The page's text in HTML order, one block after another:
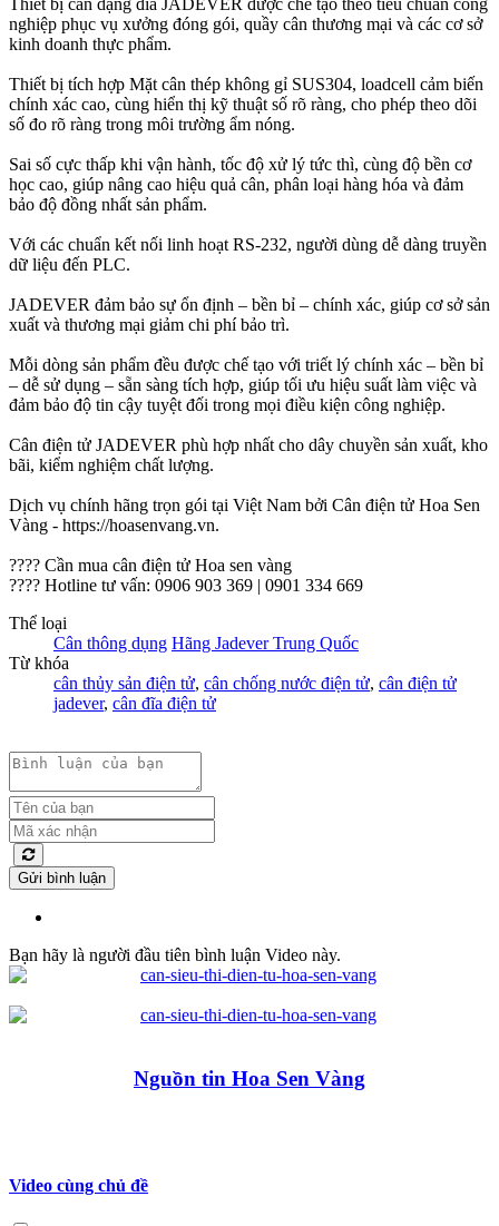
Thiết bị cân dạng đĩa JADEVER được chế tạo theo tiêu chuẩn công
nghiệp phục vụ xưởng đóng gói, quầy cân thương mại và các cơ sở
kinh doanh thực phẩm.
Thiết bị tích hợp Mặt cân thép không gỉ SUS304, loadcell cảm biến
chính xác cao, cùng hiển thị kỹ thuật số rõ ràng, cho phép theo dõi
số đo rõ ràng trong môi trường ẩm nóng.
Sai số cực thấp khi vận hành, tốc độ xử lý tức thì, cùng độ bền cơ
học cao, giúp nâng cao hiệu quả cân, phân loại hàng hóa và đảm
bảo độ đồng nhất sản phẩm.
Với các chuẩn kết nối linh hoạt RS-232, người dùng dễ dàng truyền
dữ liệu đến PLC.
JADEVER đảm bảo sự ổn định – bền bỉ – chính xác, giúp cơ sở sản
xuất và thương mại giảm chi phí bảo trì.
Mỗi dòng sản phẩm đều được chế tạo với triết lý chính xác – bền bỉ
– dễ sử dụng – sẵn sàng tích hợp, giúp tối ưu hiệu suất làm việc và
đảm bảo độ tin cậy tuyệt đối trong mọi điều kiện công nghiệp.
Cân điện tử JADEVER phù hợp nhất cho dây chuyền sản xuất, kho
bãi, kiểm nghiệm chất lượng.
Dịch vụ chính hãng trọn gói tại Việt Nam bởi Cân điện tử Hoa Sen
Vàng - https://hoasenvang.vn.
???? Cần mua cân điện tử Hoa sen vàng
???? Hotline tư vấn: 0906 903 369 | 0901 334 669
Thể loại
Cân thông dụng Hãng Jadever Trung Quốc
Từ khóa
cân thủy sản điện tử, cân chống nước điện tử, cân điện tử
jadever, cân đĩa điện tử
Gửi bình luận
Bạn hãy là người đầu tiên bình luận Video này.
Nguồn tin Hoa Sen Vàng
Video cùng chủ đề